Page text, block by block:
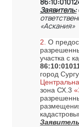
Заявитель:
«Аскания»
2. О
участка с
город
зона СХ.3